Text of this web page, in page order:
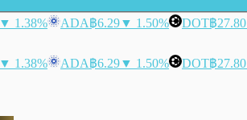
▼ 1.38% ADA฿6.29▼ 1.50% DOT฿27.80
▼ 1.38% ADA฿6.29▼ 1.50% DOT฿27.80